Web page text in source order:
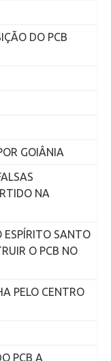
DO PCB
GOIÂNIA
NA
ESPÍRITO SANTO
O PCB NO
PELO CENTRO
PCB A